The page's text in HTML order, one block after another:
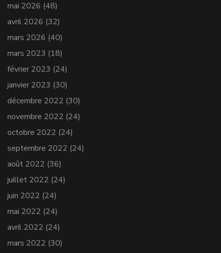
mai 2026 (48)
avril 2026 (32)
mars 2026 (40)
mars 2023 (18)
février 2023 (24)
janvier 2023 (30)
décembre 2022 (30)
novembre 2022 (24)
octobre 2022 (24)
septembre 2022 (24)
août 2022 (36)
juillet 2022 (24)
juin 2022 (24)
mai 2022 (24)
avril 2022 (24)
mars 2022 (30)